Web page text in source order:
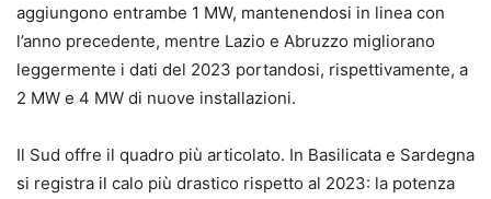
aggiungono entrambe 1 MW, mantenendosi in linea con
l’anno precedente, mentre Lazio e Abruzzo migliorano
leggermente i dati del 2023 portandosi, rispettivamente, a
2 MW e 4 MW di nuove installazioni.
Il Sud offre il quadro più articolato. In Basilicata e Sardegna
si registra il calo più drastico rispetto al 2023: la potenza